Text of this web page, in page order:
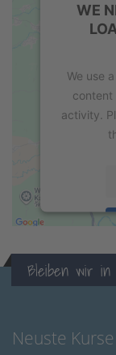
WE
We use
activity.
Bleiben wir in
Neuste Kurse